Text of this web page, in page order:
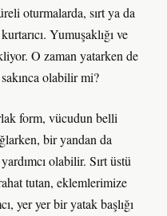
oturmalarda, sırt ya da
Yumuşaklığı ve
O zaman yatarken de
olabilir mi?
form, vücudun belli
bir yandan da
olabilir. Sırt üstü
tutan, eklemlerimize
yer yer bir yatak başlığı